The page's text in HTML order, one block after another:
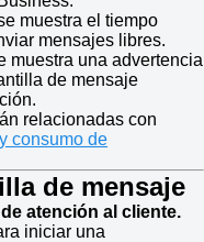
muestra el tiempo
mensajes libres.
muestra una advertencia
de mensaje
relacionadas con
consumo de
de mensaje
atención al cliente.
iniciar una